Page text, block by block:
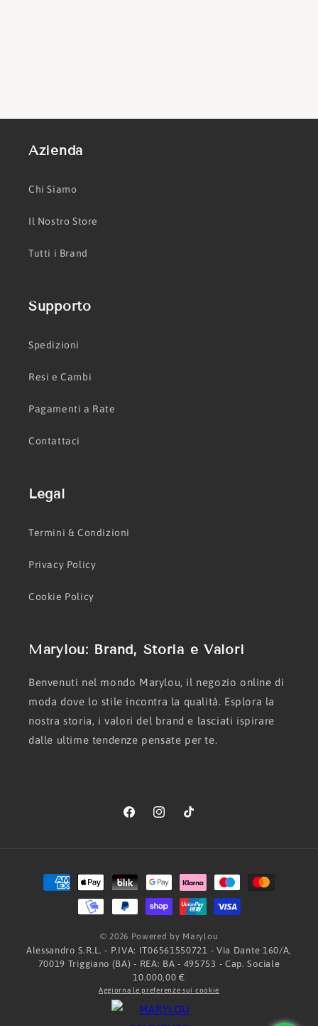
Azienda
Chi Siamo
Il Nostro Store
Tutti i Brand
Supporto
Spedizioni
Resi e Cambi
Pagamenti a Rate
Contattaci
Legal
Termini & Condizioni
Privacy Policy
Cookie Policy
Marylou: Brand, Storia e Valori
Benvenuti nel mondo Marylou, il negozio online di
moda dove lo stile incontra la qualità. Esplora la
nostra storia, i valori del brand e lasciati ispirare
dalle ultime tendenze pensate per te.
FacebookInstagramTikTok
Metodi
di
pagamento
© 2026 Powered by Marylou
Alessandro S.R.L. - P.IVA: IT06561550721 - Via Dante 160/A,
70019 Triggiano (BA) - REA: BA - 495753 - Cap. Sociale
10.000,00 €
Aggiorna le preferenze sui cookie